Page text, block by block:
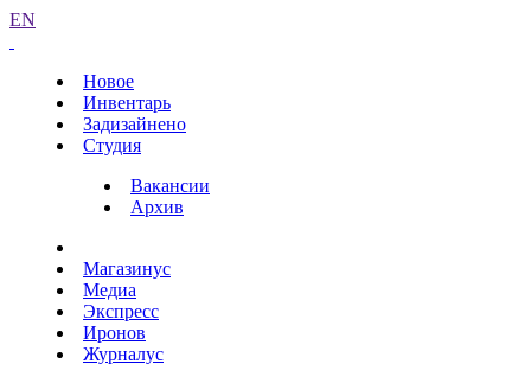
EN
Новое
Инвентарь
Задизайнено
Студия
Вакансии
Архив
Магазинус
Медиа
Экспресс
Иронов
Журналус